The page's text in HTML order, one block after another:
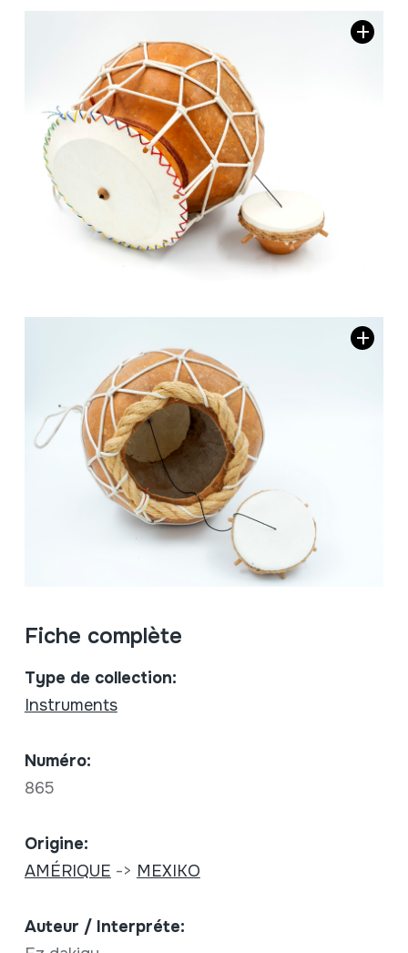
Fiche complète
Type de collection:
Instruments
Numéro:
865
Origine:
AMÉRIQUE -> MEXIKO
Auteur / Interpréte: